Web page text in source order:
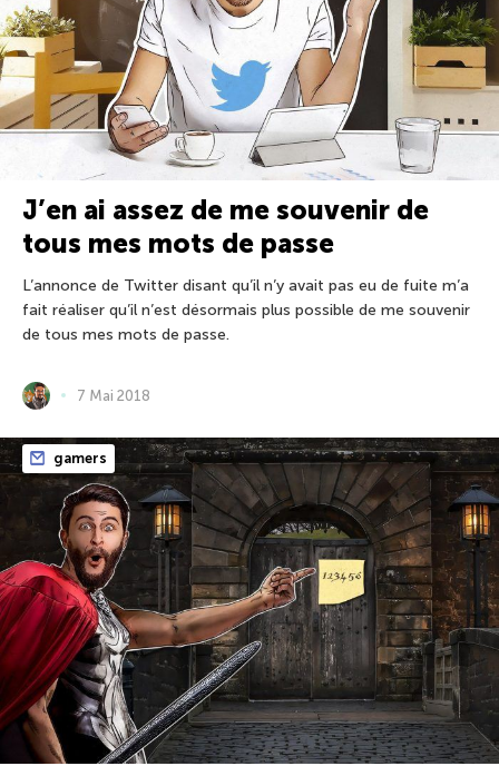
J’en ai assez de me souvenir de
tous mes mots de passe
L’annonce de Twitter disant qu’il n’y avait pas eu de fuite m’a
fait réaliser qu’il n’est désormais plus possible de me souvenir
de tous mes mots de passe.
7 Mai 2018
gamers